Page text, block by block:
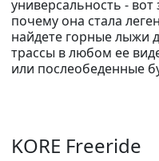
универсальность - вот
почему она стала
найдете горные лыжи
трассы в любом ее
или послеобеденные
KORE Freeride